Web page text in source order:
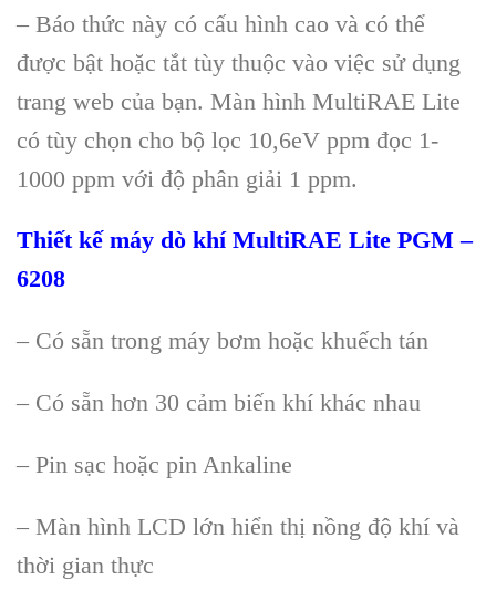
– Báo thức này có cấu hình cao và có thể
được bật hoặc tắt tùy thuộc vào việc sử dụng
trang web của bạn. Màn hình MultiRAE Lite
có tùy chọn cho bộ lọc 10,6eV ppm đọc 1-
1000 ppm với độ phân giải 1 ppm.
Thiết kế máy dò khí MultiRAE Lite PGM –
6208
– Có sẵn trong máy bơm hoặc khuếch tán
– Có sẵn hơn 30 cảm biến khí khác nhau
– Pin sạc hoặc pin Ankaline
– Màn hình LCD lớn hiển thị nồng độ khí và
thời gian thực